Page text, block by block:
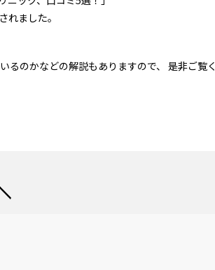
ました。
るのかなどの解説もありますので、 是非ご覧く